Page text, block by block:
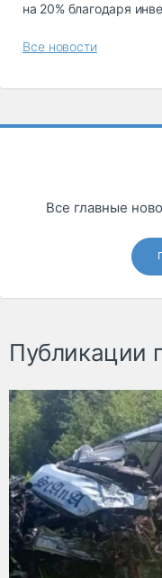
на 20% благодаря
Все новости
Все главные
Публикации